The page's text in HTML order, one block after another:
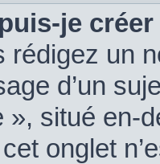
je
rédigez un
d’un
», situé en-
onglet